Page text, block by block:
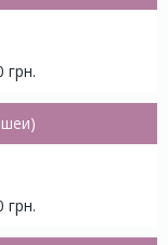
грн.
грн.